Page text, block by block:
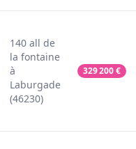
140 all de
la fontaine
à
Laburgade
(46230)
329 200€